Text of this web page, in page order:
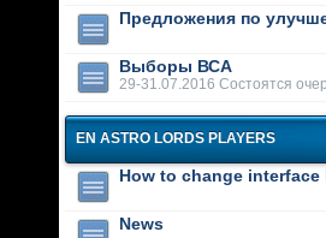
Предложения по
Выборы ВСА
29-31.07.2016 Состоятся
EN ASTRO LORDS PLAYERS
How to change interface
News